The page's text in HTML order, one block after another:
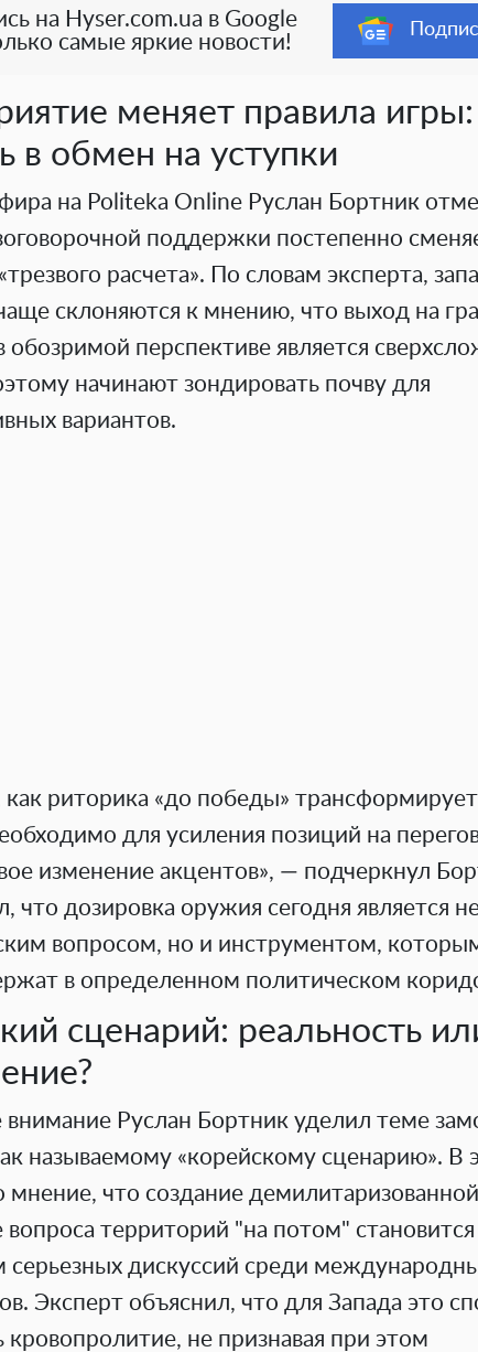
на Hyser.com.ua в Google
самые яркие новости!
меняет правила игры:
в обмен на уступки
на Politeka Online Руслан Бортник
поддержки постепенно
расчета». По словам эксперта,
склоняются к мнению, что выход на
обозримой перспективе является
начинают зондировать почву для
вариантов.
риторика «до победы»
для усиления позиций на
изменение акцентов», — подчеркнул
что дозировка оружия сегодня является
вопросом, но и инструментом,
в определенном политическом
сценарий: реальность
Руслан Бортник уделил теме
называемому «корейскому сценарию». В
мнение, что создание
территорий "на потом" становится
серьезных дискуссий среди
Эксперт объяснил, что для Запада это
кровопролитие, не признавая при этом